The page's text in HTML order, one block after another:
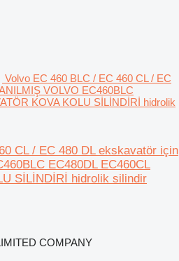
Volvo EC 460 BLC / EC 460 CL / EC
VOLVO EC460BLC
KOVA KOLU SİLİNDİRİ hidrolik
CL / EC 480 DL ekskavatör için
EC480DL EC460CL
SİLİNDİRİ hidrolik silindir
COMPANY